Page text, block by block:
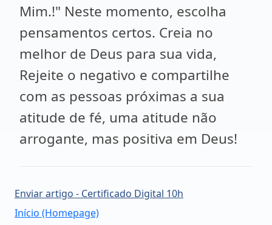
Mim.!" Neste momento, escolha
pensamentos certos. Creia no
melhor de Deus para sua vida,
Rejeite o negativo e compartilhe
com as pessoas próximas a sua
atitude de fé, uma atitude não
arrogante, mas positiva em Deus!
Enviar artigo - Certificado Digital 10h
Início (Homepage)